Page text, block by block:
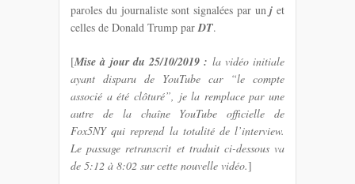
paroles du journaliste sont signalées par unj et
celles de Donald Trump parDT.
[Mise à jour du 25/10/2019 : la vidéo initiale
ayant disparu de YouTube car “le compte
associé a été clôturé”, je la remplace par une
autre de la chaîne YouTube officielle de
Fox5NY qui reprend la totalité de l’interview.
Le passage retranscrit et traduit ci-dessous va
de 5:12 à 8:02 sur cette nouvelle vidéo.]